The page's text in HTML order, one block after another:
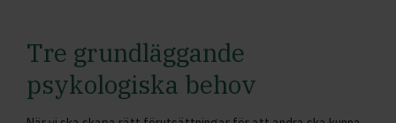
Tre grundläggande
psykologiska behov